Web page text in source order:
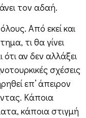
τον αδαή.
Από εκεί και
τι θα γίνει
αν δεν αλλάξει
σχέσεις
επ’ άπειρον
Κάποια
κάποια στιγμή